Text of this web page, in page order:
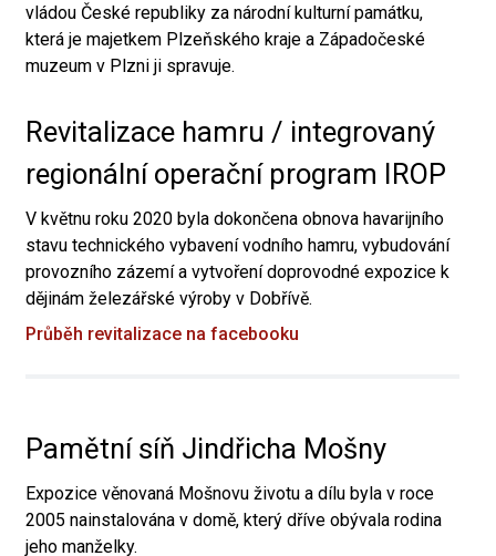
vládou České republiky za národní kulturní památku,
která je majetkem Plzeňského kraje a Západočeské
muzeum v Plzni ji spravuje.
Revitalizace hamru / integrovaný
regionální operační program IROP
V květnu roku 2020 byla dokončena obnova havarijního
stavu technického vybavení vodního hamru, vybudování
provozního zázemí a vytvoření doprovodné expozice k
dějinám železářské výroby v Dobřívě.
Průběh revitalizace na facebooku
Pamětní síň Jindřicha Mošny
Expozice věnovaná Mošnovu životu a dílu byla v roce
2005 nainstalována v domě, který dříve obývala rodina
jeho manželky.